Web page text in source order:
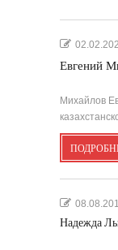
Евгений
Михайлов
Надежда